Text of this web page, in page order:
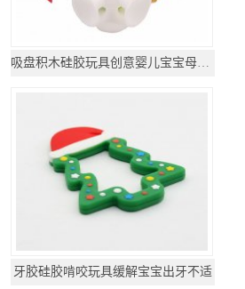
吸盘积木硅胶玩具创意婴儿宝宝母婴用品
牙胶硅胶啃咬玩具缓解宝宝出牙不适